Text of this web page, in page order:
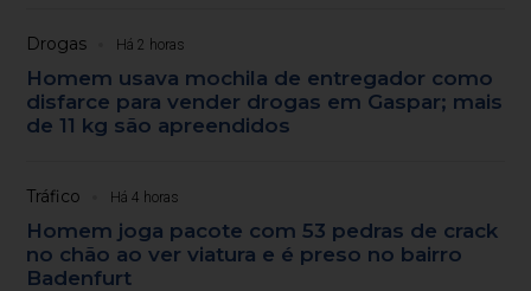
Drogas Há 2 horas
Homem usava mochila de entregador como
disfarce para vender drogas em Gaspar; mais
de 11 kg são apreendidos
Tráfico Há 4 horas
Homem joga pacote com 53 pedras de crack
no chão ao ver viatura e é preso no bairro
Badenfurt